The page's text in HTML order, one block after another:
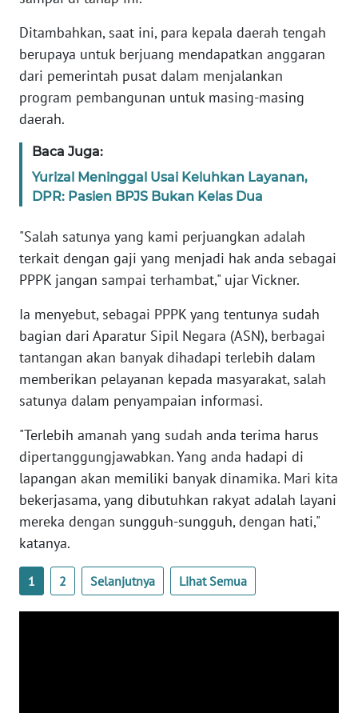
Ditambahkan, saat ini, para kepala daerah tengah
berupaya untuk berjuang mendapatkan anggaran
dari pemerintah pusat dalam menjalankan
program pembangunan untuk masing-masing
daerah.
Baca Juga:
Yurizal Meninggal Usai Keluhkan Layanan,
DPR: Pasien BPJS Bukan Kelas Dua
"Salah satunya yang kami perjuangkan adalah
terkait dengan gaji yang menjadi hak anda sebagai
PPPK jangan sampai terhambat," ujar Vickner.
Ia menyebut, sebagai PPPK yang tentunya sudah
bagian dari Aparatur Sipil Negara (ASN), berbagai
tantangan akan banyak dihadapi terlebih dalam
memberikan pelayanan kepada masyarakat, salah
satunya dalam penyampaian informasi.
"Terlebih amanah yang sudah anda terima harus
dipertanggungjawabkan. Yang anda hadapi di
lapangan akan memiliki banyak dinamika. Mari kita
bekerjasama, yang dibutuhkan rakyat adalah layani
mereka dengan sungguh-sungguh, dengan hati,"
katanya.
1 2 Selanjutnya Lihat Semua
RIAU
WN
SERAMBI
JAMBI
WN
SULTRA
WN
NTB
WN
SULBAR
WN
WN
SUMBAR
WN
SUMSEL
WN